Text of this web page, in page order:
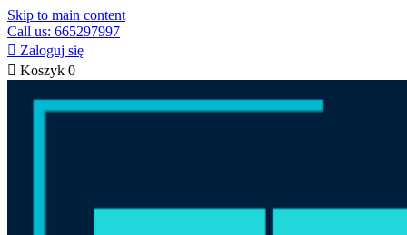
Skip to main content
Call us: 665297997
 Zaloguj się
 Koszyk 0